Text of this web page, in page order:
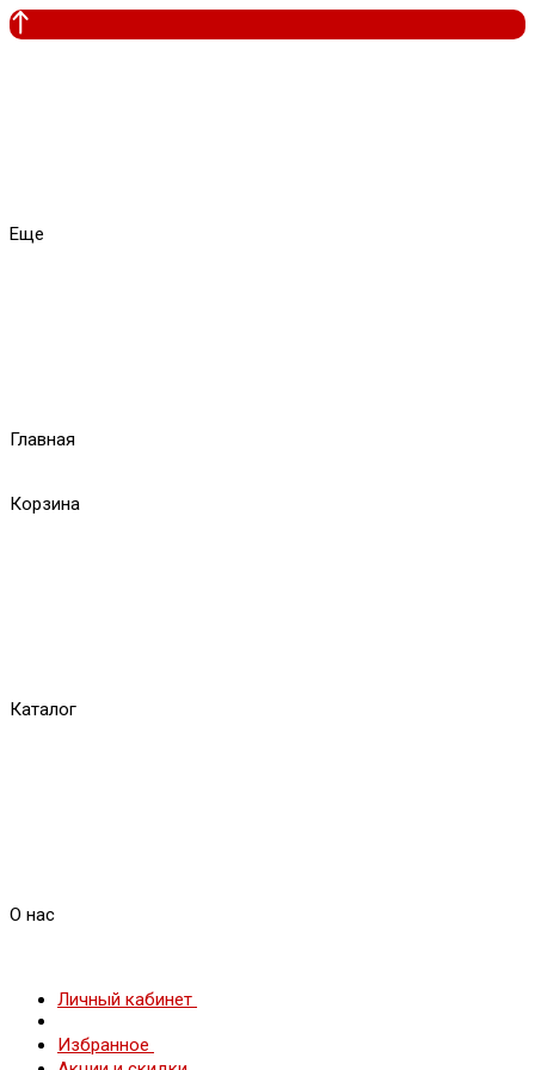
Еще
Главная
Корзина
Каталог
О нас
Личный кабинет
Избранное